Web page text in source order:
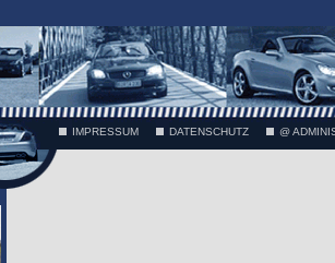
IMPRESSUM DATENSCHUTZ @